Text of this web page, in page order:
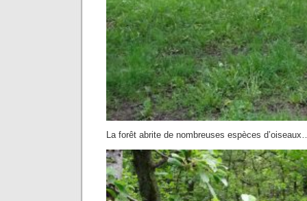
La forêt abrite de nombreuses espèces